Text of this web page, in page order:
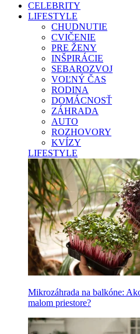
CELEBRITY
LIFESTYLE
CHUDNUTIE
CVIČENIE
PRE ŽENY
INŠPIRÁCIE
SEBAROZVOJ
VOĽNÝ ČAS
RODINA
DOMÁCNOSŤ
ZÁHRADA
AUTO
ROZHOVORY
KVÍZY
LIFESTYLE
Mikrozáhrada na balkóne:
malom priestore?